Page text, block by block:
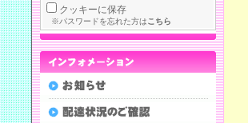
クッキーに保存
※パスワードを忘れた方はこちら